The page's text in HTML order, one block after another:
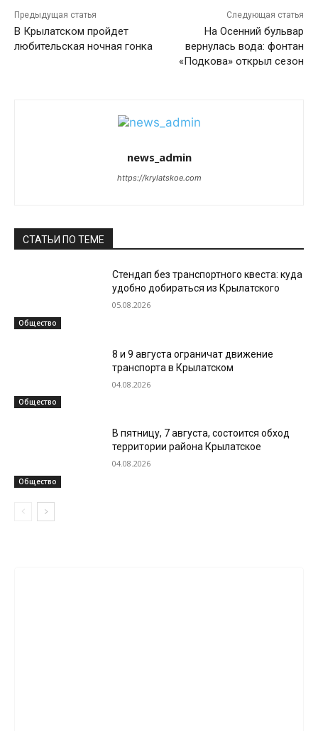
Предыдущая статья
В Крылатском пройдет
любительская ночная гонка
Следующая статья
На Осенний бульвар
вернулась вода: фонтан
«Подкова» открыл сезон
news_admin
https://krylatskoe.com
СТАТЬИ ПО ТЕМЕ
Общество
Стендап без транспортного квеста: куда
удобно добираться из Крылатского
05.08.2026
Общество
8 и 9 августа ограничат движение
транспорта в Крылатском
04.08.2026
Общество
В пятницу, 7 августа, состоится обход
территории района Крылатское
04.08.2026